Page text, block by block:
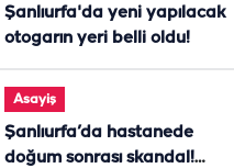
Şanlıurfa'da yeni yapılacak
otogarın yeri belli oldu!
Asayiş
Şanlıurfa’da hastanede
doğum sonrası skandal!